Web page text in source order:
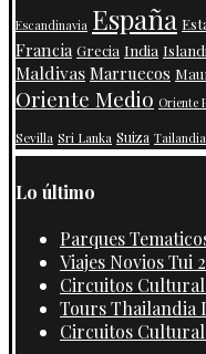
Escandinavia España
Francia Grecia India
Maldivas Marruecos
Oriente Medio Oriente
Sevilla Sri Lanka Suiza Tailandia
Lo último
Parques
Viajes Novios Tui
Circuitos
Tours Thailandia
Circuitos